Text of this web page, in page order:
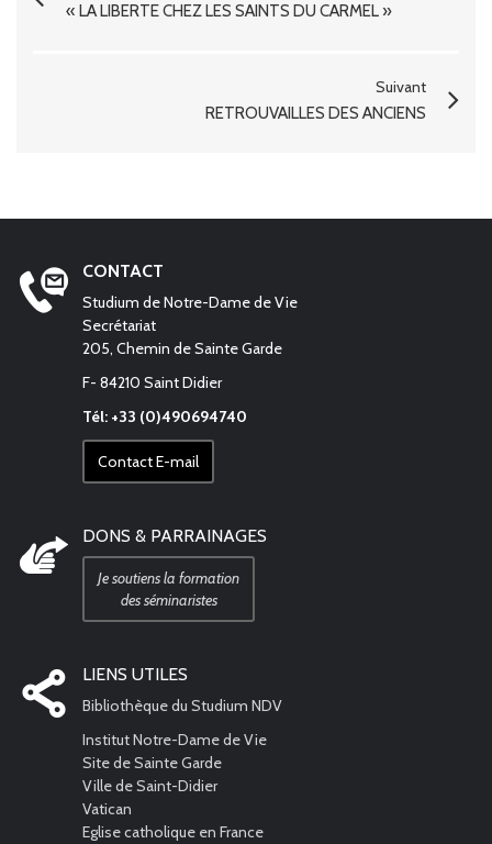
« LA LIBERTÉ CHEZ LES SAINTS DU CARMEL »
Suivant
RETROUVAILLES DES ANCIENS
CONTACT
Studium de Notre-Dame de Vie
Secrétariat
205, Chemin de Sainte Garde
F- 84210 Saint Didier
Tél: +33 (0)490694740
Contact E-mail
DONS & PARRAINAGES
Je soutiens la formation
des séminaristes
LIENS UTILES
Bibliothèque du Studium NDV
Institut Notre-Dame de Vie
Site de Sainte Garde
Ville de Saint-Didier
Vatican
Eglise catholique en France